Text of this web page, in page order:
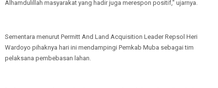
Alhamdulillah masyarakat yang hadir juga merespon positif," ujarnya.
Sementara menurut Permitt And Land Acquisition Leader Repsol Heri
Wardoyo pihaknya hari ini mendampingi Pemkab Muba sebagai tim
pelaksana pembebasan lahan.